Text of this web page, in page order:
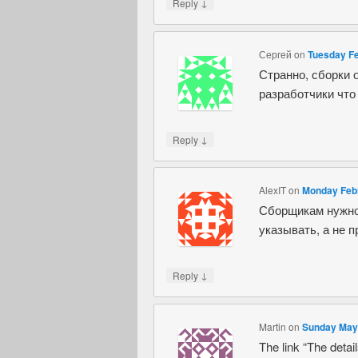
Reply
Сергей on Tuesday
Странно, сборки
разработчики
Reply ↓
AlexITon Monday
Сборщикам
указывать, а не
Reply ↓
Martin on Sunday
The link “The